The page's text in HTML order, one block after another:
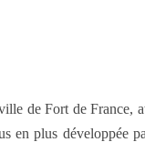
de Fort de France,
en plus développée